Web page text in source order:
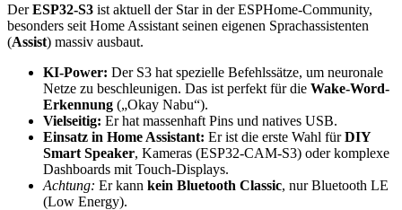
DerESP32-S3 ist aktuell der Star in der ESPHome-Community,
besonders seit Home Assistant seinen eigenen Sprachassistenten
(Assist) massiv ausbaut.
KI-Power: Der S3 hat spezielle Befehlssätze, um neuronale
Netze zu beschleunigen. Das ist perfekt für die Wake-Word-
Erkennung („Okay Nabu“).
Vielseitig: Er hat massenhaft Pins und natives USB.
Einsatz in Home Assistant: Er ist die erste Wahl fürDIY
Smart Speaker, Kameras (ESP32-CAM-S3) oder komplexe
Dashboards mit Touch-Displays.
Achtung: Er kann kein Bluetooth Classic, nur Bluetooth LE
(Low Energy).